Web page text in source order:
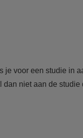
voor een studie in
niet aan de